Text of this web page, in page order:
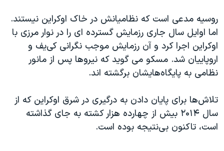
روسیه مدعی است که نظامیانش در خاک اوکراین نیستند.
اما اوایل سال جاری رزمایش گسترده ای را در نوار مرزی با
اوکراین اجرا کرد و آن رزمایش موجب نگرانی کی‌یف و
اروپاییان شد. مسکو می گوید که نیروها پس از مانور
نظامی به پایگاه‌هایشان برگشته اند.
تلاش‌ها برای پایان دادن به درگیری در شرق اوکراین که از
سال ۲۰۱۴ بیش از چهارده هزار کشته به جای گذاشته
است، تاکنون بی‌‌نتیجه‌ بوده است.